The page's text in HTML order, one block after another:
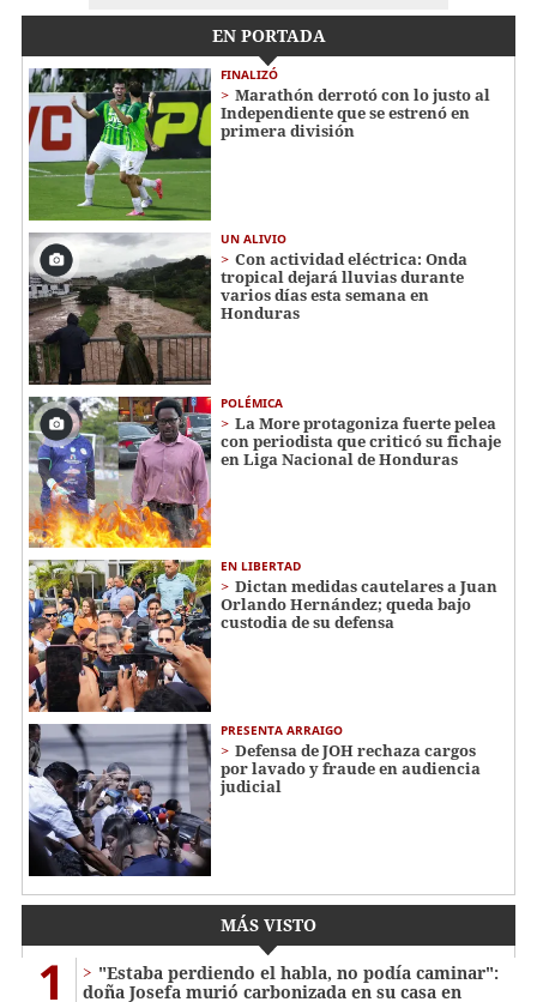
EN PORTADA
FINALIZÓ
Marathón derrotó con lo justo al
Independiente que se estrenó en
primera división
UN ALIVIO
Con actividad eléctrica: Onda
tropical dejará lluvias durante
varios días esta semana en
Honduras
POLÉMICA
La More protagoniza fuerte pelea
con periodista que criticó su fichaje
en Liga Nacional de Honduras
EN LIBERTAD
Dictan medidas cautelares a Juan
Orlando Hernández; queda bajo
custodia de su defensa
PRESENTA ARRAIGO
Defensa de JOH rechaza cargos
por lavado y fraude en audiencia
judicial
MÁS VISTO
1
"Estaba perdiendo el habla, no podía caminar":
doña Josefa murió carbonizada en su casa en